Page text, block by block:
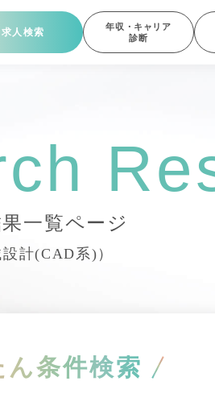
求人検索
年収・キャリア
診断
一覧ページ
設計(CAD系)）
ん条件検索